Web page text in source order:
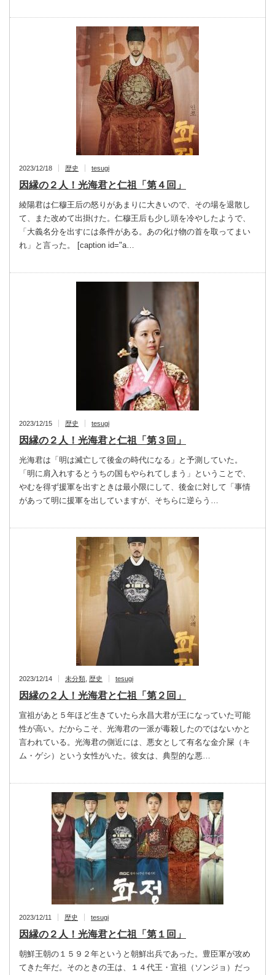
2023/12/18 歴史 tesugi
因縁の２人！光海君と仁祖「第４回」
綾陽君は仁穆王后の怒りがあまりに大きいので、その場を退散し
て、また改めて出掛けた。仁穆王后も少し頭を冷やしたようで、
「大義名分を出すには条件がある。あの化け物の首を取ってまい
れ」と言った。 [caption id="a…
2023/12/15 歴史 tesugi
因縁の２人！光海君と仁祖「第３回」
光海君は「明は滅亡して後金の時代になる」と予測していた。
「明に肩入れするとうちの国もやられてしまう」ということで、
やむを得ず援軍を出すときは最小限にして、後金に対して「事情
があって明に援軍を出していますが、そちらに逆らう…
2023/12/14 未分類 歴史 tesugi
因縁の２人！光海君と仁祖「第２回」
宣祖があと５年ほど生きていたら永昌大君が王になっていた可能
性が高い。だからこそ、光海君の一派が毒殺したのではないかと
言われている。光海君の側近には、悪女として有名な金介屎（キ
ム・ゲシ）という女性がいた。彼女は、典型的な悪…
2023/12/11 歴史 tesugi
因縁の２人！光海君と仁祖「第１回」
朝鮮王朝の１５９２年というと朝鮮出兵であった。豊臣軍が攻め
てきた年だ。そのときの王は、１４代王・宣祖（ソンジョ）だっ